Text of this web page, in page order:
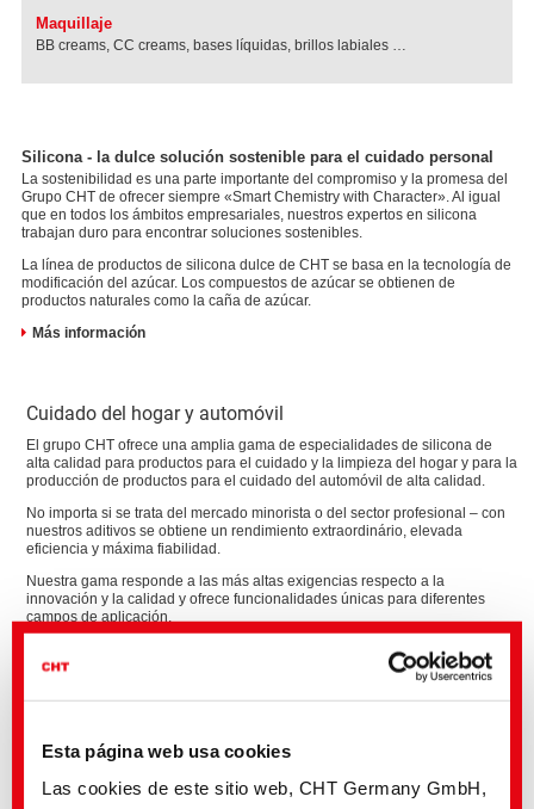
Esta página web usa cookies
Las cookies de este sitio web, CHT Germany GmbH,
Maquillaje
BB creams, CC creams, bases líquidas, brillos labiales …
Silicona - la dulce solución sostenible para el cuidado personal
La sostenibilidad es una parte importante del compromiso y la promesa del
Grupo CHT de ofrecer siempre «Smart Chemistry with Character». Al igual
que en todos los ámbitos empresariales, nuestros expertos en silicona
trabajan duro para encontrar soluciones sostenibles.
La línea de productos de silicona dulce de CHT se basa en la tecnología de
modificación del azúcar. Los compuestos de azúcar se obtienen de
productos naturales como la caña de azúcar.
Más información
Cuidado del hogar y automóvil
El grupo CHT ofrece una amplia gama de especialidades de silicona de
alta calidad para productos para el cuidado y la limpieza del hogar y para la
producción de productos para el cuidado del automóvil de alta calidad.
No importa si se trata del mercado minorista o del sector profesional – con
nuestros aditivos se obtiene un rendimiento extraordinário, elevada
eficiencia y máxima fiabilidad.
Nuestra gama responde a las más altas exigencias respecto a la
innovación y la calidad y ofrece funcionalidades únicas para diferentes
campos de aplicación.
Cuidado de suelos, cuidado de cocinas, cuidado de instalaciones